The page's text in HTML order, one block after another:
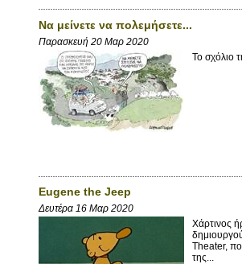
Να μείνετε να πολεμήσετε...
Παρασκευή 20 Μαρ 2020
Το σχόλιο
Eugene the Jeep
Δευτέρα 16 Μαρ 2020
Χάρτινος
Theater,
της...